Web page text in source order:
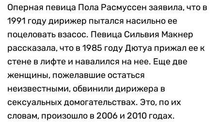
Оперная певица Пола Расмуссен заявила, что в
1991 году дирижер пытался насильно ее
поцеловать взасос. Певица Сильвия Макнер
рассказала, что в 1985 году Дютуа прижал ее к
стене в лифте и навалился на нее. Еще две
женщины, пожелавшие остаться
неизвестными, обвинили дирижера в
сексуальных домогательствах. Это, по их
словам, произошло в 2006 и 2010 годах.